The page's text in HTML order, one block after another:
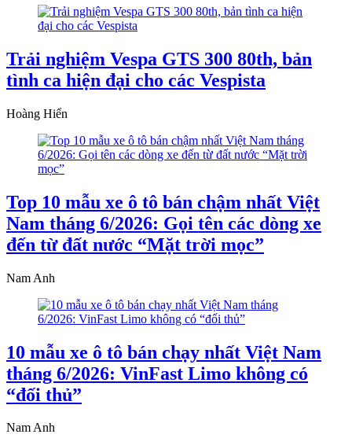
Trải nghiệm Vespa GTS 300 80th, bản
tình ca hiện đại cho các Vespista
Hoàng Hiển
Top 10 mẫu xe ô tô bán chậm nhất Việt
Nam tháng 6/2026: Gọi tên các dòng xe
đến từ đất nước “Mặt trời mọc”
Nam Anh
10 mẫu xe ô tô bán chạy nhất Việt Nam
tháng 6/2026: VinFast Limo không có
“đối thủ”
Nam Anh